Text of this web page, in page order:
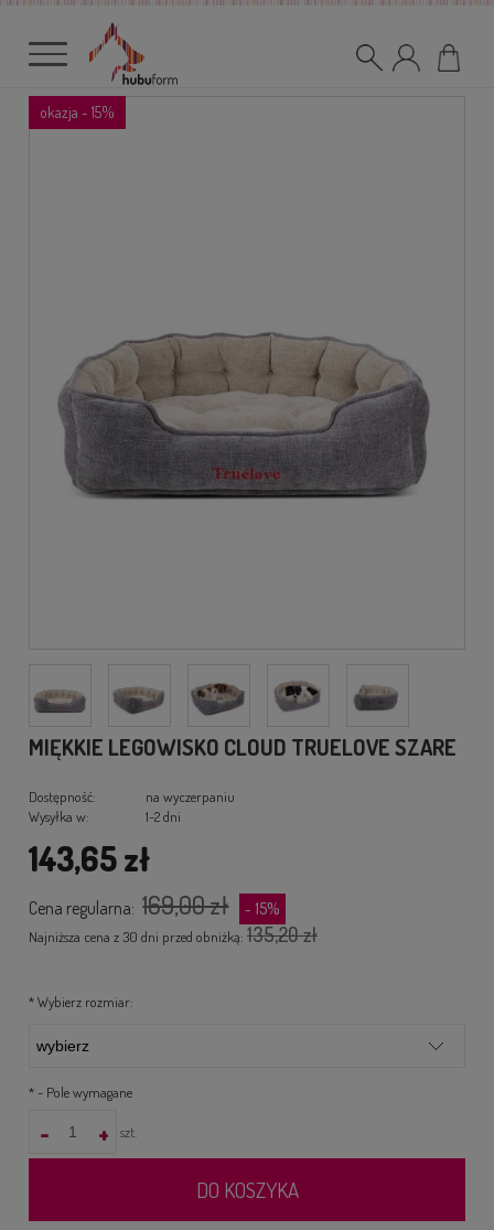
okazja - 15%
MIĘKKIE LEGOWISKO CLOUD TRUELOVE SZARE
Dostępność:
na wyczerpaniu
Wysyłka w:
1-2 dni
143,65 zł
Cena regularna: 169,00 zł - 15%
Najniższa cena z 30 dni przed obniżką: 135,20 zł
*Wybierz rozmiar:
*- Pole wymagane
+
- szt.
DO KOSZYKA